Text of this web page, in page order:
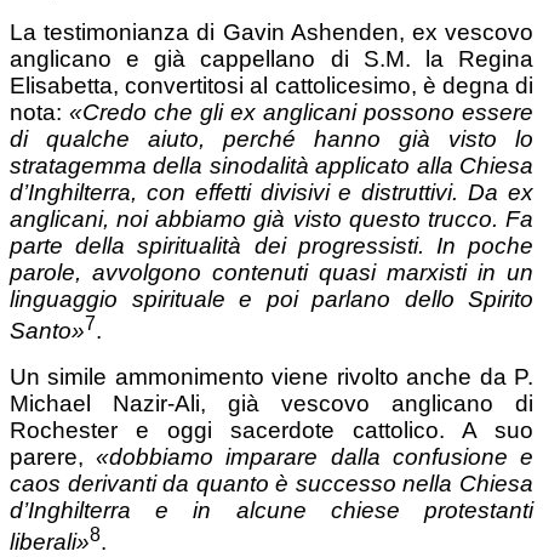
La testimonianza di Gavin Ashenden, ex vescovo
anglicano e già cappellano di S.M. la Regina
Elisabetta, convertitosi al cattolicesimo, è degna di
nota: «Credo che gli ex anglicani possono essere
di qualche aiuto, perché
hanno già visto lo
stratagemma della sinodalità applicato alla Chiesa
d’Inghilterra, con effetti divisivi e distruttivi. Da ex
anglicani, noi abbiamo già visto questo trucco. Fa
parte della spiritualità dei progressisti. In poche
parole, avvolgono contenuti quasi marxisti in un
linguaggio spirituale e poi parlano dello Spirito
Santo»7.
Un simile ammonimento viene rivolto anche da P.
Michael Nazir-Ali, già vescovo anglicano di
Rochester e oggi sacerdote cattolico. A suo
parere,«dobbiamo imparare dalla confusione e
caos derivanti da quanto è successo nella Chiesa
d’Inghilterra e in alcune chiese protestanti
liberali»8.